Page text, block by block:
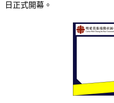
日正式開幕。